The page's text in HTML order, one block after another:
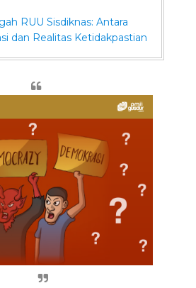
RUU Sisdiknas: Antara
dan Realitas Ketidakpastian